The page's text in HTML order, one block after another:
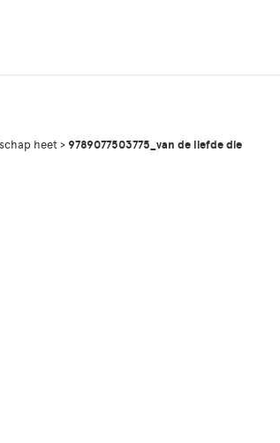
heet > 9789077503775_van de liefde die